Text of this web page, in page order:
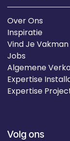
Over Ons
Inspiratie
Vind Je Vakman
Jobs
Algemene
Expertise
Expertise
Volg ons